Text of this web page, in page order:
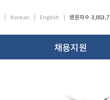
Korean English 방문자수
채용지원